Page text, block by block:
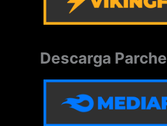
Descarga Parche